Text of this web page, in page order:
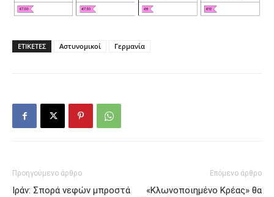
ΕΤΙΚΕΤΕΣ Αστυνομικοί Γερμανία
Προηγούμενο άρθρο
Ιράν: Σπορά νεφών μπροστά
Επόμενο άρθρο
«Κλωνοποιημένο Κρέας» θα